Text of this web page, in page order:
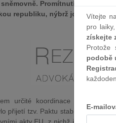
Promítnutí těchto
republiku, nýbrž jde o
určité koordinace pravidel
přijetí tzv. Paktu stability a růstu.
Vítejte
pro
získejte
Protože
podobě
E-